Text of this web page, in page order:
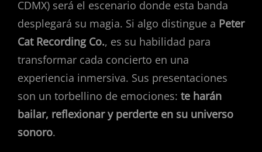
CDMX) será el escenario donde esta banda
desplegará su magia. Si algo distingue a Peter
Cat Recording Co., es su habilidad para
transformar cada concierto en una
experiencia inmersiva. Sus presentaciones
son un torbellino de emociones: te harán
bailar, reflexionar y perderte en su universo
sonoro.